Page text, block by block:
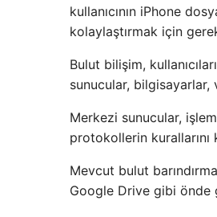
kullanıcının iPhone
kolaylaştırmak için
Bulut bilişim,
sunucular,
Merkezi sunucular,
protokollerin kurallarını
Mevcut bulut
Google Drive gibi önde